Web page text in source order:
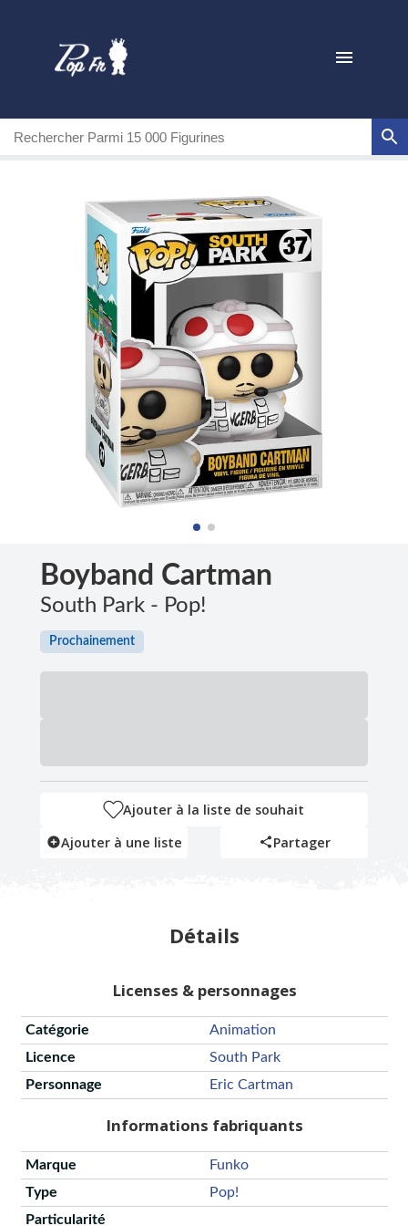
Boyband Cartman
South Park - Pop!
Prochainement
Ajouter à la liste de souhait
Ajouter à une liste
Partager
Détails
Licenses & personnages
Catégorie
Animation
Licence
South Park
Personnage
Eric Cartman
Informations fabriquants
Marque
Funko
Type
Pop!
Particularité